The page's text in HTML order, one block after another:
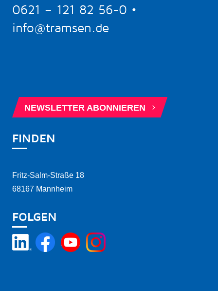
0621 – 121 82 56-0 •
info@tramsen.de
NEWSLETTER ABONNIEREN 5
FINDEN
Fritz-Salm-Straße 18
68167 Mannheim
FOLGEN